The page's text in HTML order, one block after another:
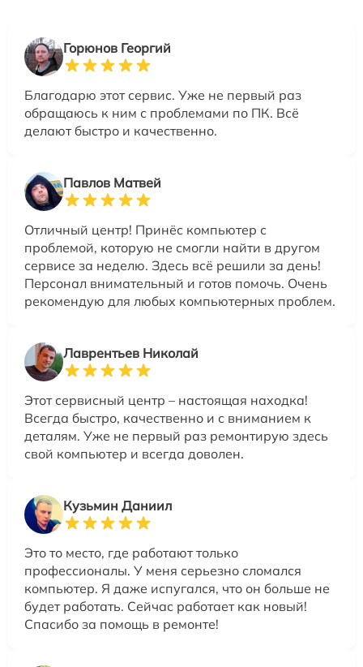
Горюнов Георгий
Благодарю этот сервис. Уже не первый раз
обращаюсь к ним с проблемами по ПК. Всё
делают быстро и качественно.
Павлов Матвей
Отличный центр! Принёс компьютер с
проблемой, которую не смогли найти в другом
сервисе за неделю. Здесь всё решили за день!
Персонал внимательный и готов помочь. Очень
рекомендую для любых компьютерных проблем.
Лаврентьев Николай
Этот сервисный центр – настоящая находка!
Всегда быстро, качественно и с вниманием к
деталям. Уже не первый раз ремонтирую здесь
свой компьютер и всегда доволен.
Кузьмин Даниил
Это то место, где работают только
профессионалы. У меня серьезно сломался
компьютер. Я даже испугался, что он больше не
будет работать. Сейчас работает как новый!
Спасибо за помощь в ремонте!